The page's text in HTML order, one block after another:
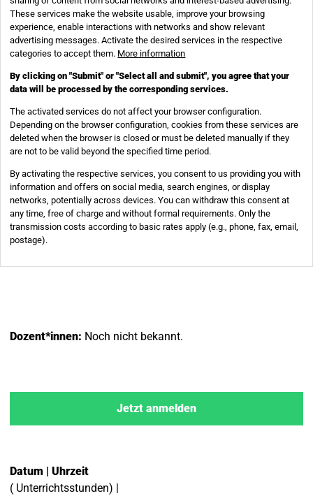
Dozent*innen: Noch nicht bekannt.
Jetzt anmelden
Datum | Uhrzeit
( Unterrichtsstunden) |